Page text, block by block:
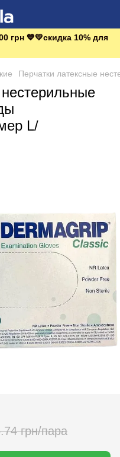
грн 💙💛скидка 10% для
Перчатки латексные
L/
грн/пара